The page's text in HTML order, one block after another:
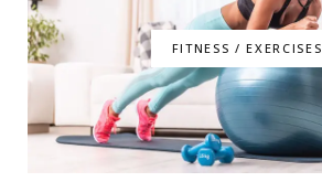
FITNESS / EXERCISES